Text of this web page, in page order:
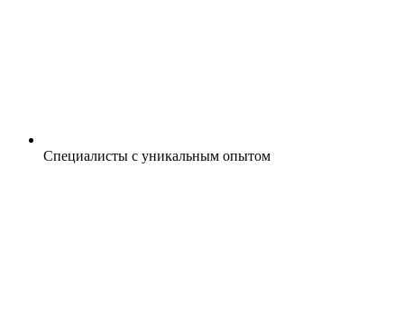
Специалисты с уникальным опытом